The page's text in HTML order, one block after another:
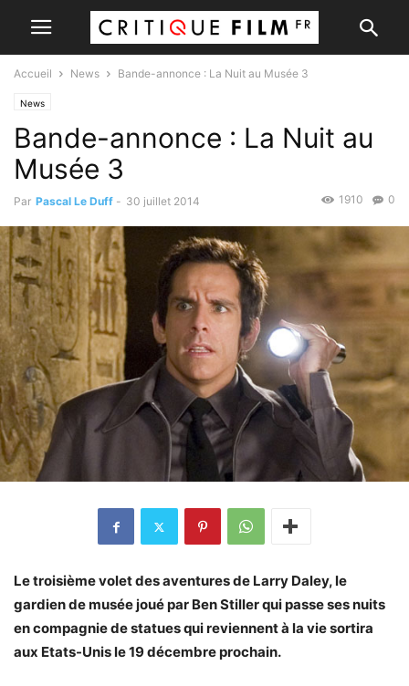
Accueil News Bande-annonce : La Nuit au Musée 3
News
Bande-annonce : La Nuit au
Musée 3
Par Pascal Le Duff - 30 juillet 2014 0
1910
Le troisième volet des aventures de Larry Daley, le
gardien de musée joué par Ben Stiller qui passe ses nuits
en compagnie de statues qui reviennent à la vie sortira
aux Etats-Unis le 19 décembre prochain.